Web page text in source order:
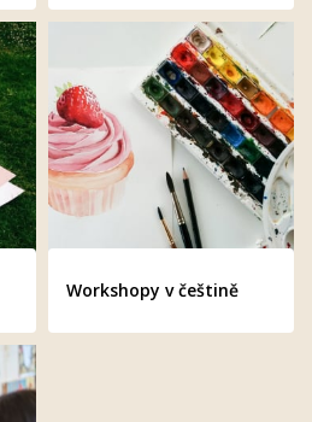
Workshopy v češtině